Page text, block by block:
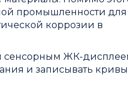
промышленности для
коррозии в
сенсорным ЖК-
и записывать